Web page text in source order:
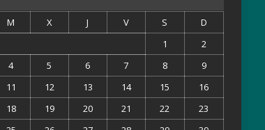
M X J V S
D
1
2
4 5 6 7 8
9
11 12 13 14 15
16
18 19 20 21 22
23